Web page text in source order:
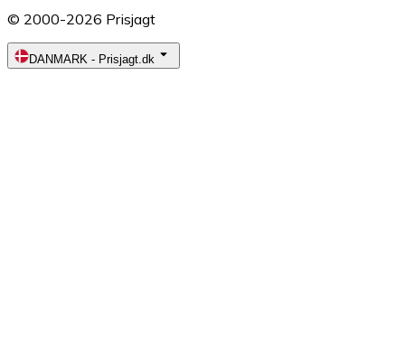
© 2000-2026 Prisjagt
DANMARK - Prisjagt.dk